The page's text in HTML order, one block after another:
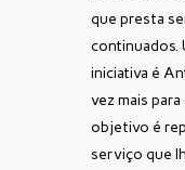
que presta
continuados.
iniciativa é
vez mais
objetivo é
serviço que